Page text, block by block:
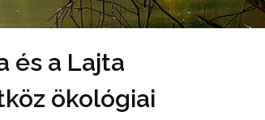
és a Lajta
ökológiai